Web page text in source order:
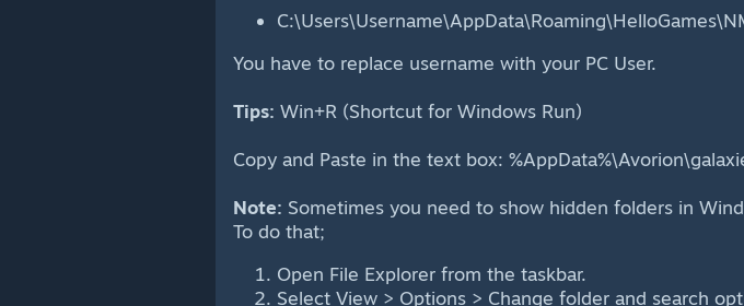
You have to replace username with your PC User.
Tips: Win+R (Shortcut for Windows Run)
Copy and Paste in the text box:
Note: Sometimes you need to show hidden folders in
To do that;
Open File Explorer from the taskbar.
Select View > Options > Change folder and search